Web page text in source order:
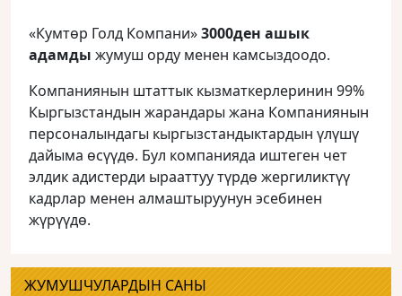
«Кумтөр Голд Компани»3000ден ашык
адамды жумуш орду менен камсыздоодо.
Компаниянын штаттык кызматкерлеринин 99%
Кыргызстандын жарандары жана Компаниянын
персоналындагы кыргызстандыктардын үлүшү
дайыма өсүүдө. Бул компанияда иштеген чет
элдик адистерди ырааттуу түрдө жергиликтүү
кадрлар менен алмаштыруунун эсебинен
жүрүүдө.
ЖУМУШЧУЛАРДЫН САНЫ